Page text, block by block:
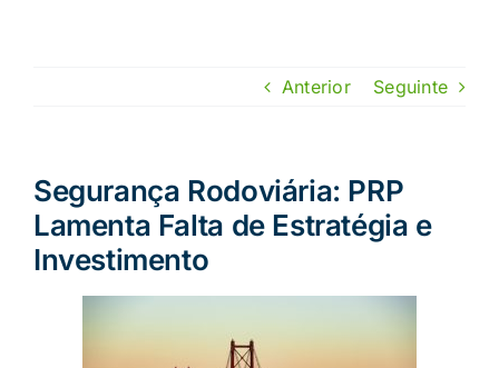
Anterior Seguinte
Segurança Rodoviária: PRP
Lamenta Falta de Estratégia e
Investimento